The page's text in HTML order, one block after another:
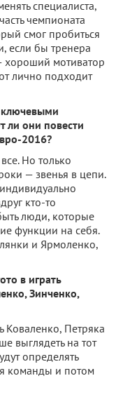
специалиста,
чемпионата
смог пробиться
если бы тренера
мотиватор
лично подходит
ключевыми
ли они повести
2016?
Но только
— звенья в цепи.
кто-то
люди, которые
функции на себя.
и Ярмоленко,
в играть
Зинченко,
Коваленко, Петряка
выглядеть на тот
определять
команды и потом